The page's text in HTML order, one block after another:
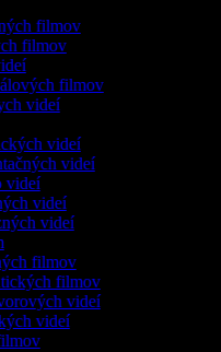
filmov
filmov
filmov
videí
videí
videí
videí
videí
videí
filmov
filmov
videí
videí